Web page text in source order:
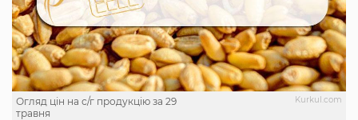
Kurkul.com
Огляд цін на с/г продукцію за 29
травня